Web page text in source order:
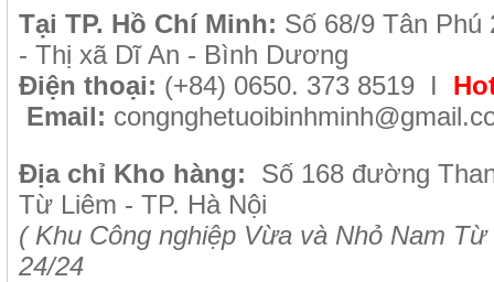
Tại TP. Hồ Chí Minh: Số 68/9 Tân
- Thị xã Dĩ An - Bình Dương
Điện thoại: (+84) 0650. 373 8519 I
Email:
Địa chỉ Kho hàng: Số 168 đường
Từ Liêm - TP. Hà Nội
( Khu Công nghiệp Vừa và Nhỏ Nam
24/24